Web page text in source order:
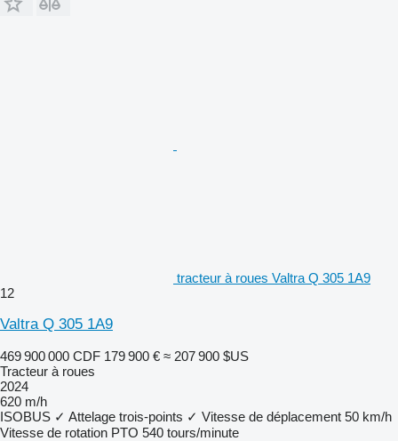
tracteur à roues Valtra Q 305 1A9
12
Valtra Q 305 1A9
469 900 000 CDF 179 900 € ≈ 207 900 $US
Tracteur à roues
2024
620 m/h
ISOBUS ✓ Attelage trois-points ✓ Vitesse de déplacement 50 km/h
Vitesse de rotation PTO 540 tours/minute